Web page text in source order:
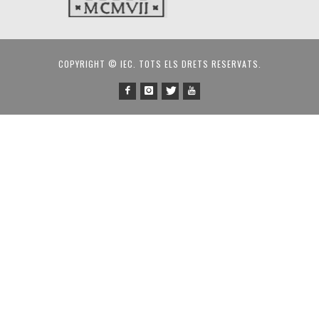
COPYRIGHT © IEC. TOTS ELS DRETS RESERVATS.